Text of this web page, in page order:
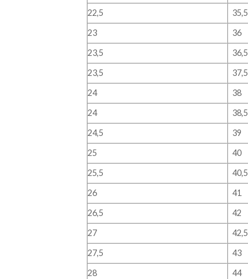
22,5
35,5
23
36
23,5
36,5
23,5
37,5
24
38
24
38,5
24,5
39
25
40
25,5
40,5
26
41
26,5
42
27
42,5
27,5
43
28
44